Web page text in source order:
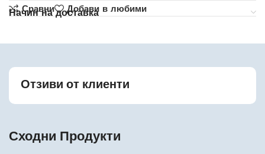
Сравни
Добави в любими
Начин на доставка
Отзиви от клиенти
Сходни Продукти